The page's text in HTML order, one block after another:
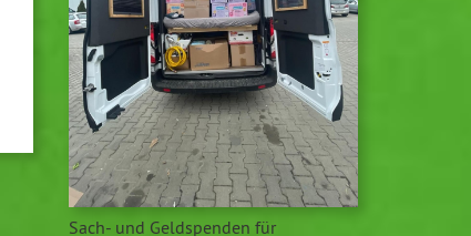
Sach- und Geldspenden für